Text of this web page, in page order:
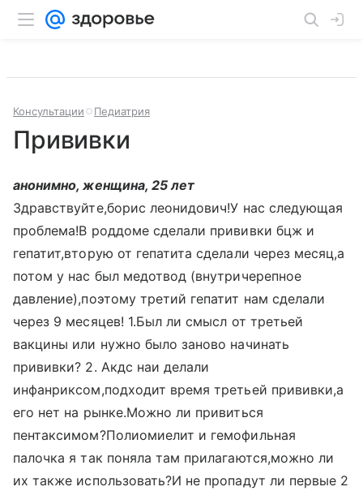
Консультации Педиатрия
Прививки
анонимно, женщина, 25 лет
Здравствуйте,борис леонидович!У нас следующая
проблема!В роддоме сделали прививки бцж и
гепатит,вторую от гепатита сделали через месяц,а
потом у нас был медотвод (внутричерепное
давление),поэтому третий гепатит нам сделали
через 9 месяцев! 1.Был ли смысл от третьей
вакцины или нужно было заново начинать
прививки? 2. Акдс наи делали
инфанриксом,подходит время третьей прививки,а
его нет на рынке.Можно ли привиться
пентаксимом?Полиомиелит и гемофильная
палочка я так поняла там прилагаются,можно ли
их также использовать?И не пропадут ли первые 2